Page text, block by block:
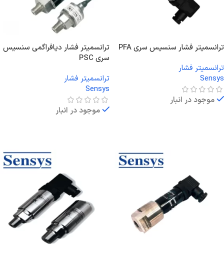
ترانسمیتر فشار سنسیس سری PFA
ترانسمیتر فشار
Sensys
موجود در انبار
ترانسمیتر فشار دیافراگمی سنسیس
سری PSC
ترانسمیتر فشار
Sensys
موجود در انبار